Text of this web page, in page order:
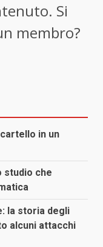
Si
membro?
in un
studio che
la storia degli
alcuni attacchi